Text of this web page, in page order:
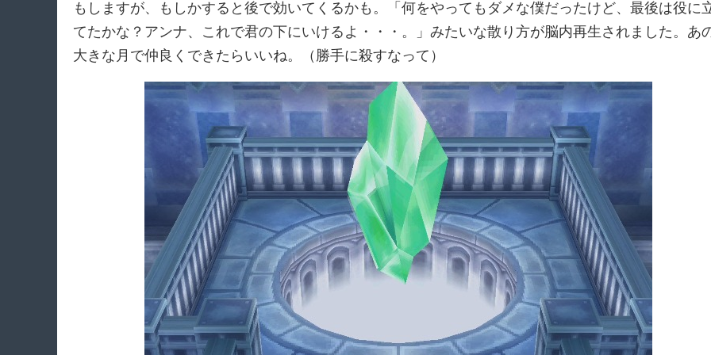
もしますが、もしかすると後で効いてくるかも。「何をやってもダメな僕だったけど、最後は役に
てたかな？アンナ、これで君の下にいけるよ・・・。」みたいな散り方が脳内再生されました。あ
大きな月で仲良くできたらいいね。（勝手に殺すなって）